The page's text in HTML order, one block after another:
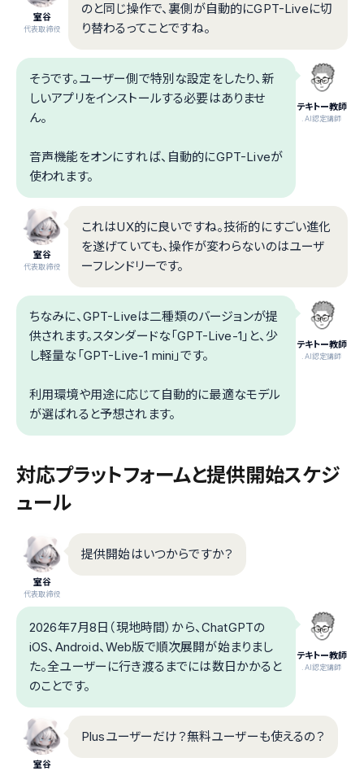
室谷
代表取締役
のと同じ操作で、裏側が自動的にGPT-Liveに切
り替わるってことですね。
テキトー教師
.AI認定講師
そうです。ユーザー側で特別な設定をしたり、新
しいアプリをインストールする必要はありませ
ん。
音声機能をオンにすれば、自動的にGPT-Liveが
使われます。
室谷
代表取締役
これはUX的に良いですね。技術的にすごい進化
を遂げていても、操作が変わらないのはユーザ
ーフレンドリーです。
テキトー教師
.AI認定講師
ちなみに、GPT-Liveは二種類のバージョンが提
供されます。スタンダードな「GPT-Live-1」と、少
し軽量な「GPT-Live-1 mini」です。
利用環境や用途に応じて自動的に最適なモデル
が選ばれると予想されます。
対応プラットフォームと提供開始スケジ
ュール
室谷
代表取締役
提供開始はいつからですか？
テキトー教師
.AI認定講師
2026年7月8日（現地時間）から、ChatGPTの
iOS、Android、Web版で順次展開が始まりまし
た。全ユーザーに行き渡るまでには数日かかると
のことです。
室谷
Plusユーザーだけ？無料ユーザーも使えるの？